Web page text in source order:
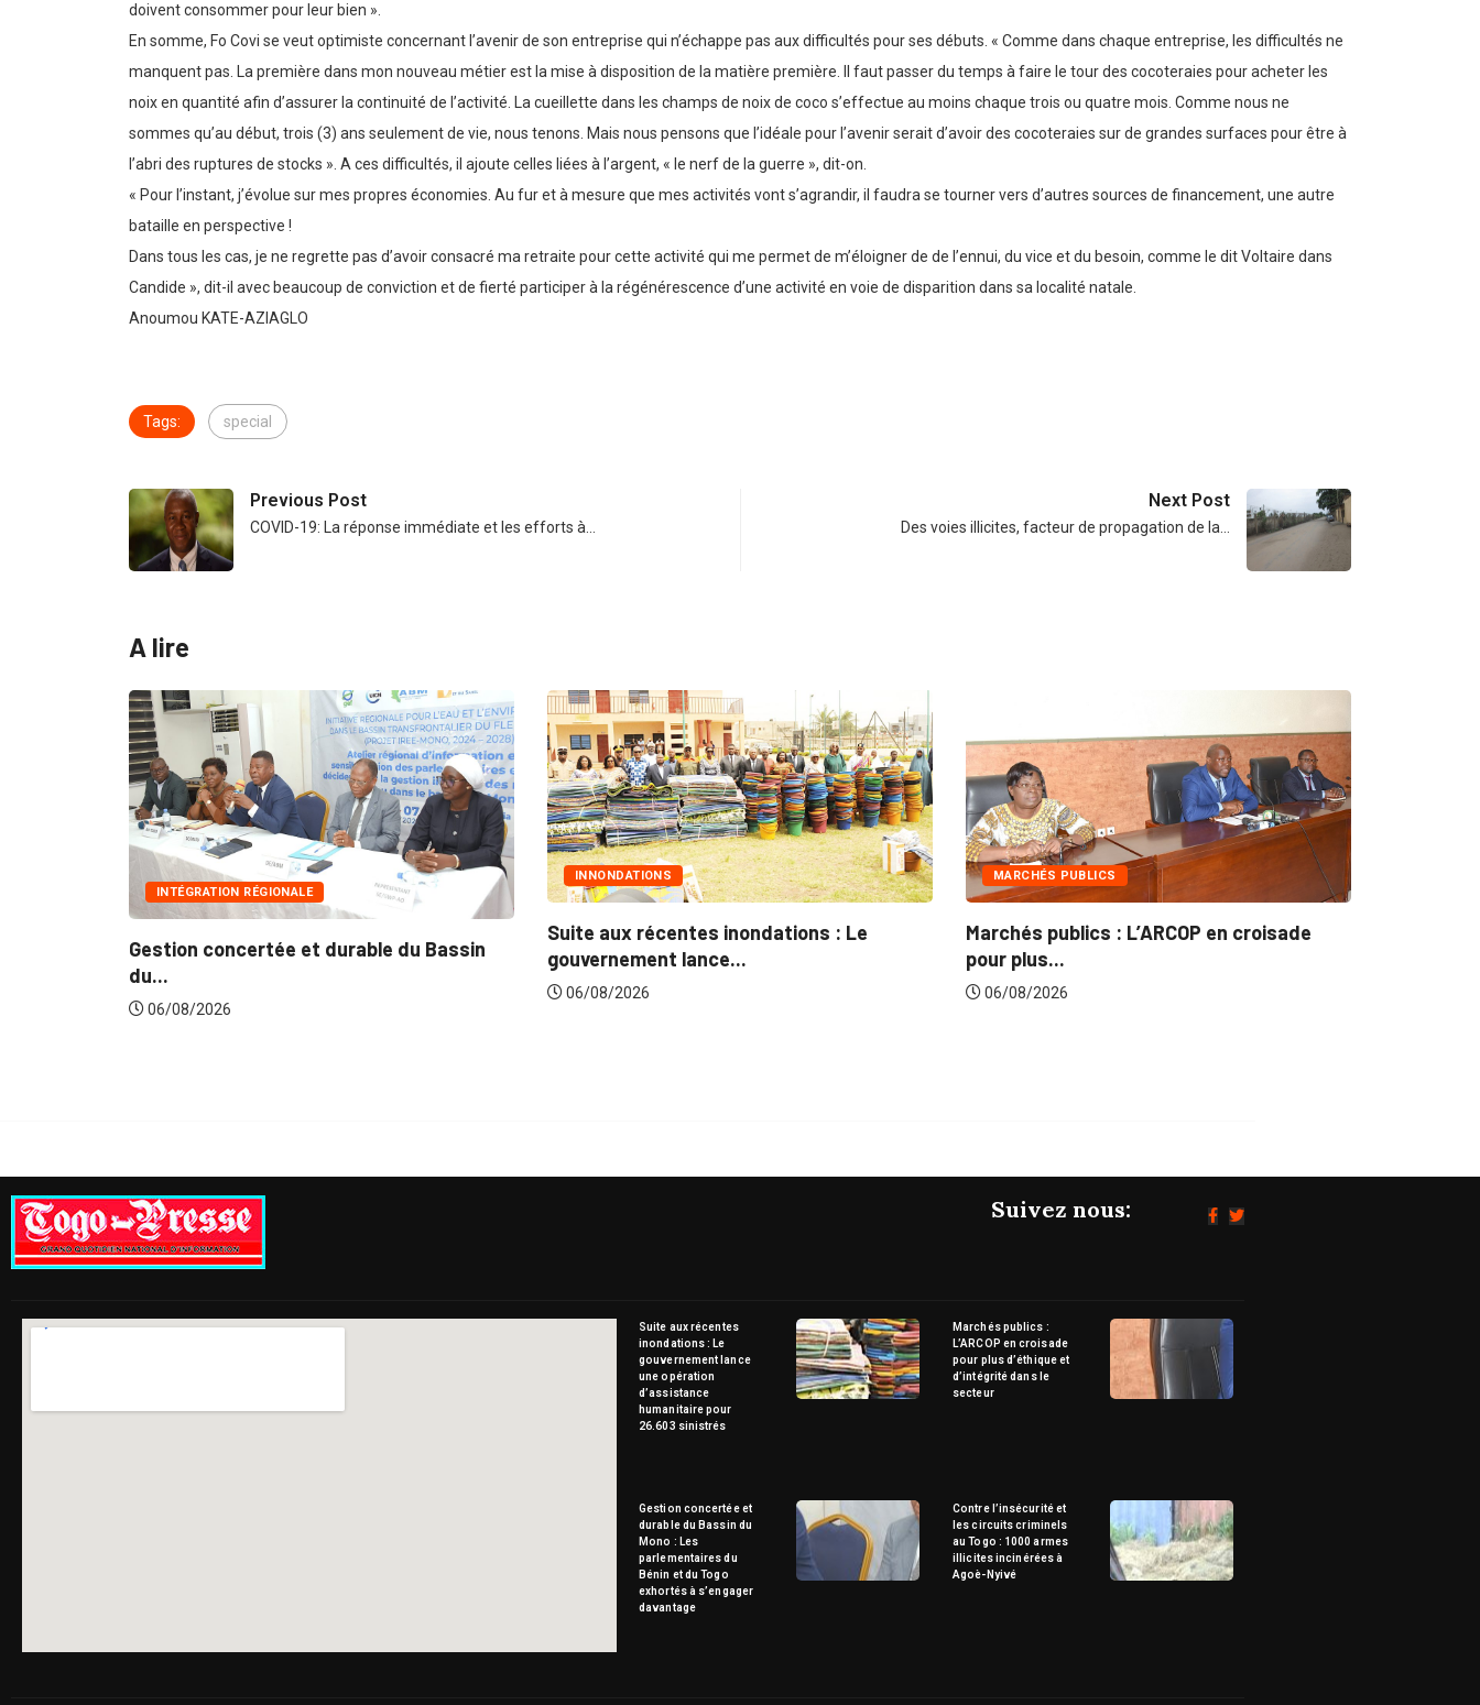
doivent consommer pour leur bien ».
En somme, Fo Covi se veut optimiste concernant l’avenir de son entreprise qui n’échappe pas aux difficultés pour ses débuts. « Comme dans chaque entreprise, les difficultés ne
manquent pas. La première dans mon nouveau métier est la mise à disposition de la matière première. Il faut passer du temps à faire le tour des cocoteraies pour acheter les
noix en quantité afin d’assurer la continuité de l’activité. La cueillette dans les champs de noix de coco s’effectue au moins chaque trois ou quatre mois. Comme nous ne
sommes qu’au début, trois (3) ans seulement de vie, nous tenons. Mais nous pensons que l’idéale pour l’avenir serait d’avoir des cocoteraies sur de grandes surfaces pour être à
l’abri des ruptures de stocks ». A ces difficultés, il ajoute celles liées à l’argent, « le nerf de la guerre », dit-on.
« Pour l’instant, j’évolue sur mes propres économies. Au fur et à mesure que mes activités vont s’agrandir, il faudra se tourner vers d’autres sources de financement, une autre
bataille en perspective !
Dans tous les cas, je ne regrette pas d’avoir consacré ma retraite pour cette activité qui me permet de m’éloigner de de l’ennui, du vice et du besoin, comme le dit Voltaire dans
Candide », dit-il avec beaucoup de conviction et de fierté participer à la régénérescence d’une activité en voie de disparition dans sa localité natale.
Anoumou KATE-AZIAGLO
Tags: special
Previous Post
COVID-19: La réponse immédiate et les efforts à…
Next Post
Des voies illicites, facteur de propagation de la…
A lire
INNONDATIONS
gouvernement lance...
MARCHÉS PUBLICS
Marchés publics : L’ARCOP en croisade
pour plus...
06/08/2026
INTÉGRATION RÉGIONALE
Gestion concertée et durable du Bassin
du...
Suivez nous:
Suite aux récentes
inondations : Le
gouvernement lance
une opération
d’assistance
humanitaire pour
26.603 sinistrés
Marchés publics :
L’ARCOP en croisade
pour plus d’éthique et
d’intégrité dans le
secteur
Gestion concertée et
durable du Bassin du
Mono : Les
parlementaires du
Bénin et du Togo
exhortés à s’engager
davantage
Contre l’insécurité et
les circuits criminels
au Togo : 1000 armes
illicites incinérées à
Agoè-Nyivé